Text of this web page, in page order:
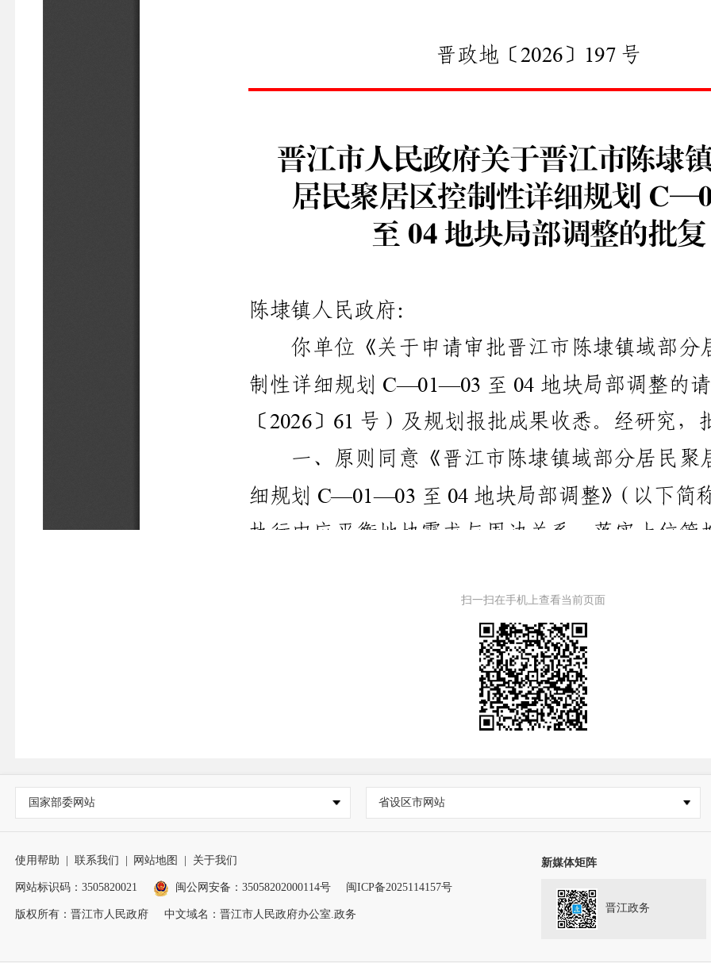
扫一扫在手机上查看当前页面
国家部委网站 省设区市网站
使用帮助 联系我们 网站地图 关于我们
网站标识码：3505820021 闽公网安备：35058202000114号 闽ICP备2025114157号
版权所有：晋江市人民政府 中文域名：晋江市人民政府办公室.政务
新媒体矩阵
晋江政务